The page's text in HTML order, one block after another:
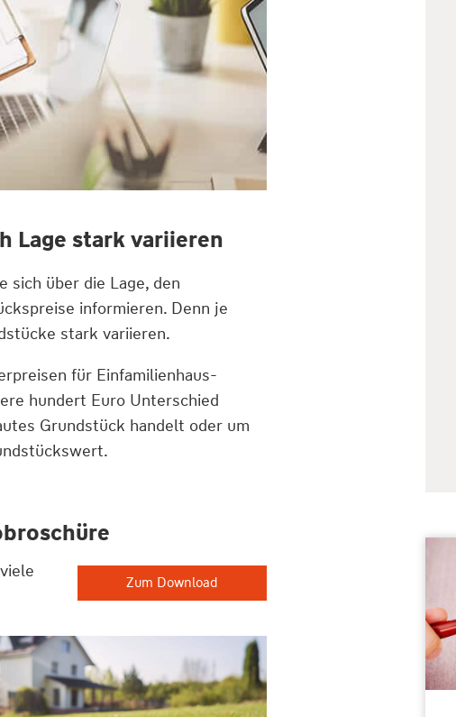
Lage stark variieren
sich über die Lage, den
informieren. Denn je
stark variieren.
für Einfamilienhaus-
hundert Euro Unterschied
Grundstück handelt oder um
Zum Download